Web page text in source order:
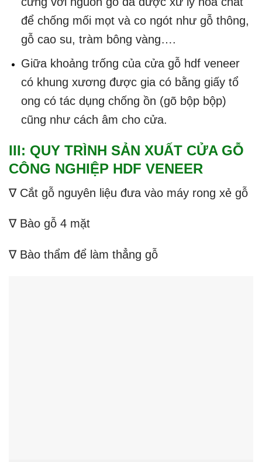
để chống mối mọt và co ngót như gỗ thông,
gỗ cao su, tràm bông vàng….
Giữa khoảng trống của cửa gỗ hdf veneer
có khung xương được gia có bằng giấy tổ
ong có tác dụng chống ồn (gõ bộp bộp)
cũng như cách âm cho cửa.
III: QUY TRÌNH SẢN XUẤT CỬA GỖ
CÔNG NGHIỆP HDF VENEER
∇ Cắt gỗ nguyên liệu đưa vào máy rong xẻ gỗ
∇ Bào gỗ 4 mặt
∇ Bào thẩm để làm thẳng gỗ